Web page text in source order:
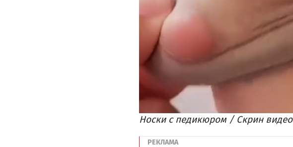
Носки с педикюром / Скрин видео